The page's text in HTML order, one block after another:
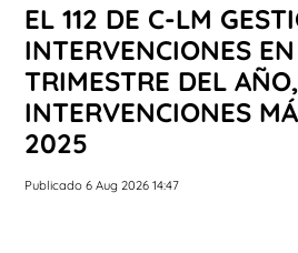
EL 112 DE C-LM
INTERVENCIONES
TRIMESTRE DEL
INTERVENCIONES
2025
Publicado 6 Aug 2026 14:47